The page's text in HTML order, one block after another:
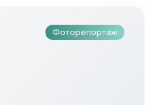
Фоторепортаж